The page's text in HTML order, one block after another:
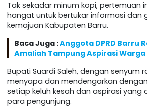
Tak sekadar minum kopi, pertemuan
hangat untuk bertukar informasi dan
kemajuan Kabupaten Barru.
Baca Juga :Anggota DPRD Barru
Amaliah Tampung Aspirasi Warga
Bupati Suardi Saleh, dengan senyum
menyapa dan mendengarkan
setiap keluh kesah dan aspirasi yang
para pengunjung.